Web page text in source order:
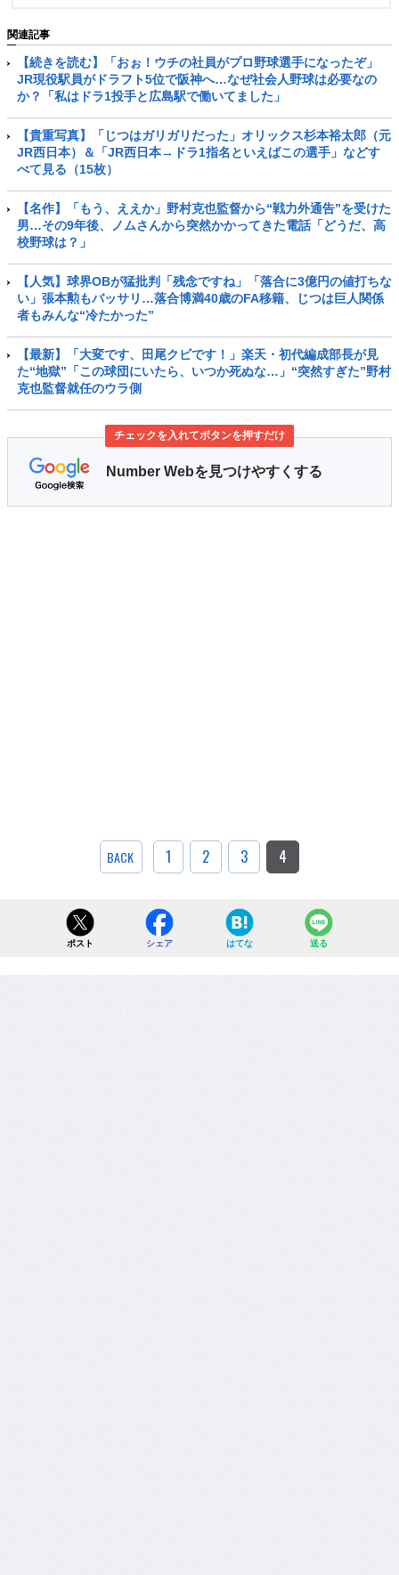
関連記事
【続きを読む】「おぉ！ウチの社員がプロ野球選手になったぞ」
JR現役駅員がドラフト5位で阪神へ…なぜ社会人野球は必要なの
か？「私はドラ1投手と広島駅で働いてました」
【貴重写真】「じつはガリガリだった」オリックス杉本裕太郎（元
JR西日本）＆「JR西日本→ドラ1指名といえばこの選手」などす
べて見る（15枚）
【名作】「もう、ええか」野村克也監督から“戦力外通告”を受けた
男…その9年後、ノムさんから突然かかってきた電話「どうだ、高
校野球は？」
【人気】球界OBが猛批判「残念ですね」「落合に3億円の値打ちな
い」張本勲もバッサリ…落合博満40歳のFA移籍、じつは巨人関係
者もみんな“冷たかった”
【最新】「大変です、田尾クビです！」楽天・初代編成部長が見
た“地獄”「この球団にいたら、いつか死ぬな…」“突然すぎた”野村
克也監督就任のウラ側
チェックを入れてボタンを押すだけ
Number Webを見つけやすくする
BACK 1 2 3 4
ポスト シェア はてな 送る